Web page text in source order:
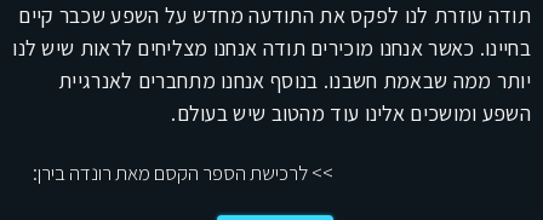
תודה עוזרת לנו לפקס את התודעה מחדש על השפע שכבר קיים
בחיינו. כאשר אנחנו מוכירים תודה אנחנו מצליחים לראות שיש לנו
יותר ממה שבאמת חשבנו. בנוסף אנחנו מתחברים לאנרגיית
השפע ומושכים אלינו עוד מהטוב שיש בעולם.
>> לרכישת הספר הקסם מאת רונדה בירן: